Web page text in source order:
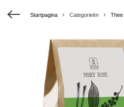
Startpagina Categorieën Thee